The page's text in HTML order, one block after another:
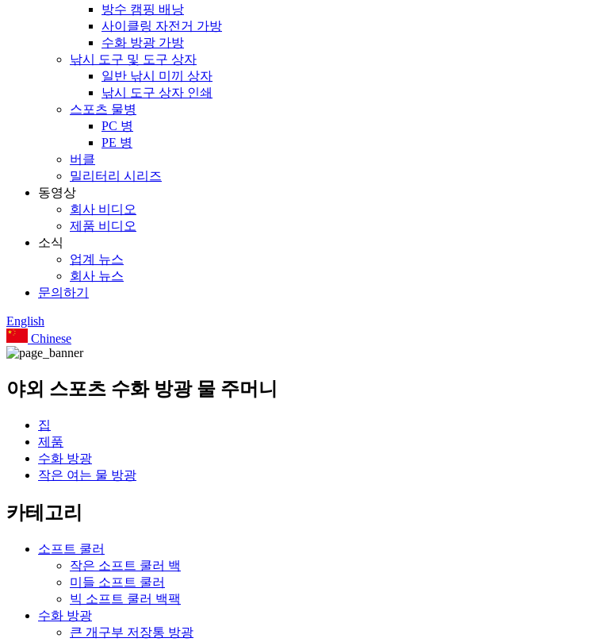
방수 캠핑 배낭
사이클링 자전거 가방
수화 방광 가방
낚시 도구 및 도구 상자
일반 낚시 미끼 상자
낚시 도구 상자 인쇄
스포츠 물병
PC 병
PE 병
버클
밀리터리 시리즈
동영상
회사 비디오
제품 비디오
소식
업계 뉴스
회사 뉴스
문의하기
English
Chinese
야외 스포츠 수화 방광 물 주머니
집
제품
수화 방광
작은 여는 물 방광
카테고리
소프트 쿨러
작은 소프트 쿨러 백
미들 소프트 쿨러
빅 소프트 쿨러 백팩
수화 방광
큰 개구부 저장통 방광